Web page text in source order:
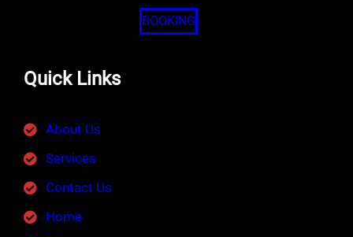
BOOKING
Quick Links
About Us
Services
Contact Us
Home